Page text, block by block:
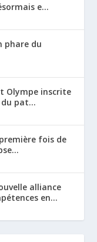
e...
phare du
Olympe inscrite
pat...
fois de
alliance
en...